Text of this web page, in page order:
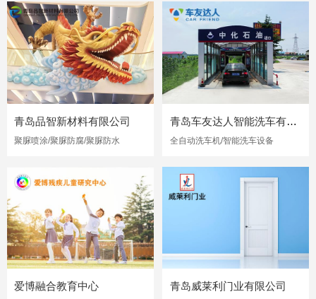
青岛品智新材料有限公司
聚脲喷涂/聚脲防腐/聚脲防水
青岛车友达人智能洗车有限公司
全自动洗车机/智能洗车设备
爱博融合教育中心 青岛威莱利门业有限公司